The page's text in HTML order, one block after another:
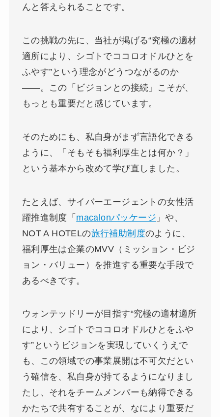
んと答えられることです。
この挑戦の先に、当社が掲げる“究極の適材
適所により、シゴトでココロオドルひとを
ふやす”という理念がどうつながるのか
――。この「ビジョンとの接続」こそが、
もっとも重要だと感じています。
そのためにも、私自身がまず言語化できる
ように、「そもそも福利厚生とは何か？」
という基本から改めて学び直しました。
たとえば、サイバーエージェントの女性活
躍推進制度「 macalonパッケージ 」や、
NOT A HOTELの旅行補助制度のように、
福利厚生は企業のMVV（ミッション・ビジ
ョン・バリュー）を推進する重要な手段で
あるべきです。
ウォンテッドリーが目指す“究極の適材適所
により、シゴトでココロオドルひとをふや
す”というビジョンを実現していくうえで
も、この領域での事業展開は不可欠だとい
う確信を、私自身が持てるようになりまし
たし、それをチームメンバーも納得できる
かたちで共有することが、なにより重要だ